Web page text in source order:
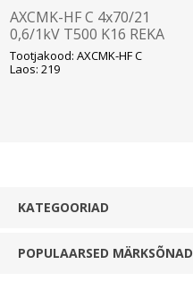
AXCMK-HF C 4x70/21
0,6/1kV T500 K16 REKA
Tootjakood: AXCMK-HF C
Laos: 219
KATEGOORIAD
POPULAARSED MÄRKSÕNAD